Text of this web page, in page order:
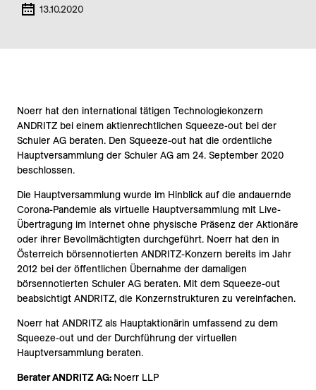
13.10.2020
Noerr hat den international tätigen Technologiekonzern
ANDRITZ bei einem aktienrechtlichen Squeeze-out bei der
Schuler AG beraten. Den Squeeze-out hat die ordentliche
Hauptversammlung der Schuler AG am 24. September 2020
beschlossen.
Die Hauptversammlung wurde im Hinblick auf die andauernde
Corona-Pandemie als virtuelle Hauptversammlung mit Live-
Übertragung im Internet ohne physische Präsenz der Aktionäre
oder ihrer Bevollmächtigten durchgeführt. Noerr hat den in
Österreich börsennotierten ANDRITZ-Konzern bereits im Jahr
2012 bei der öffentlichen Übernahme der damaligen
börsennotierten Schuler AG beraten. Mit dem Squeeze-out
beabsichtigt ANDRITZ, die Konzernstrukturen zu vereinfachen.
Noerr hat ANDRITZ als Hauptaktionärin umfassend zu dem
Squeeze-out und der Durchführung der virtuellen
Hauptversammlung beraten.
Berater ANDRITZ AG: Noerr LLP